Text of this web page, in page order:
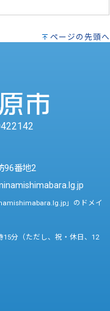
ページの先頭へ
96番地2
」のドメイ
15分（ただし、祝・休日、12